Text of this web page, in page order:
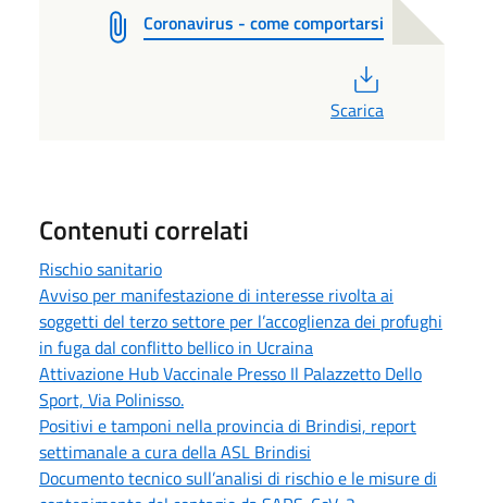
Coronavirus - come comportarsi
Scarica
Contenuti correlati
Rischio sanitario
Avviso per manifestazione di interesse rivolta ai
soggetti del terzo settore per l’accoglienza dei profughi
in fuga dal conflitto bellico in Ucraina
Attivazione Hub Vaccinale Presso Il Palazzetto Dello
Sport, Via Polinisso.
Positivi e tamponi nella provincia di Brindisi, report
settimanale a cura della ASL Brindisi
Documento tecnico sull’analisi di rischio e le misure di